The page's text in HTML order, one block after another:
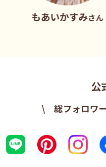
もあいかすみさん
公
\ 総フォロワ